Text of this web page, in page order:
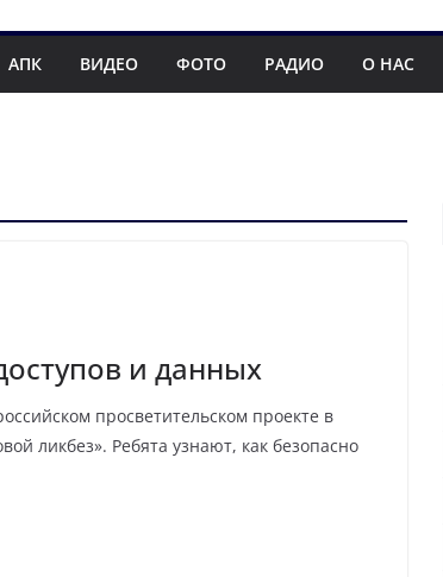
АПК ВИДЕО ФОТО РАДИО О НАС
и данных
просветительском проекте в
ликбез». Ребята узнают, как безопасно